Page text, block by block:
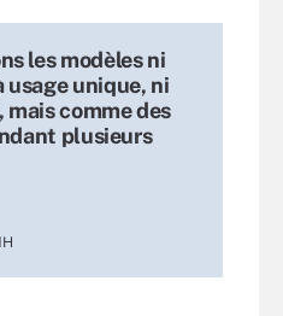
les modèles ni
usage unique, ni
comme des
plusieurs